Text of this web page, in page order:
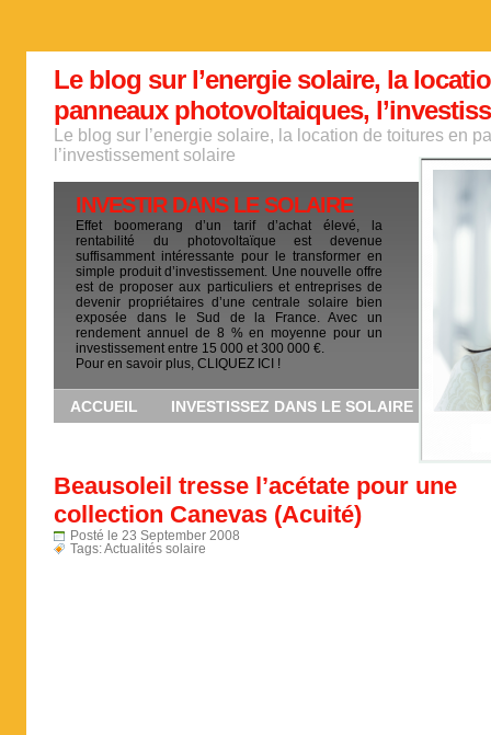
Le blog sur l’energie solaire, la
panneaux photovoltaiques,
Le blog sur l’energie solaire, la location de toitures en
l’investissement solaire
INVESTIR DANS LE SOLAIRE
Effet boomerang d’un tarif d’achat élevé, la
rentabilité du photovoltaïque est devenue
suffisamment intéressante pour le transformer en
simple produit d’investissement. Une nouvelle offre
est de proposer aux particuliers et entreprises de
devenir propriétaires d’une centrale solaire bien
exposée dans le Sud de la France. Avec un
rendement annuel de 8 % en moyenne pour un
investissement entre 15 000 et 300 000 €.
Pour en savoir plus, CLIQUEZ ICI !
ACCUEIL INVESTISSEZ DANS LE SOLAIRE
Beausoleil tresse l’acétate pour une
collection Canevas (Acuité)
Posté le 23 September 2008
Tags:Actualités solaire